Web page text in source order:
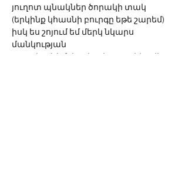
յուղոտ պնակներ ծորակի տակ
(երկինք կհասնի բուրգը եթե շարեմ)
իսկ ես շոյում եմ մերկ նկարս
մանկության